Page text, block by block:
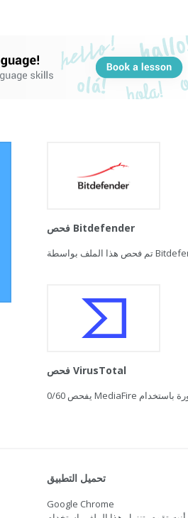
فحص Bitdefender
فحص VirusTotal
0/60
تحميل التطبيق
Google Chrome